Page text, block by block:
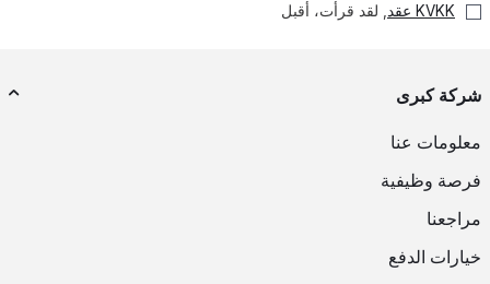
KVKK عقد , لقد قرأت، أقبل
شركة كبرى
معلومات عنا
فرصة وظيفية
مراجعنا
خيارات الدفع